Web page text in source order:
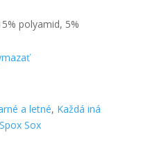
polyamid, 5%
a letné, Každá iná
Spox Sox